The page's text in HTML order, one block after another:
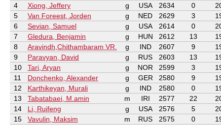
4
Xiong, Jeffery g USA 2634 0
5
Van Foreest, Jorden g NED 2629 3
6
Sevian, Samuel g USA 2614 0
7
Gledura, Benjamin g HUN 2612 13
8
Aravindh,Chithambaram VR. g IND 2607 9
9
Paravyan, David g RUS 2603 13
10
Tari, Aryan g NOR 2599 3
11
Donchenko, Alexander g GER 2580 9
12
Karthikeyan, Murali g IND 2580 0
13
Tabatabaei, M.amin m IRI 2577 22
14
Li, Ruifeng g USA 2576 5
15
Vavulin, Maksim m RUS 2575 0